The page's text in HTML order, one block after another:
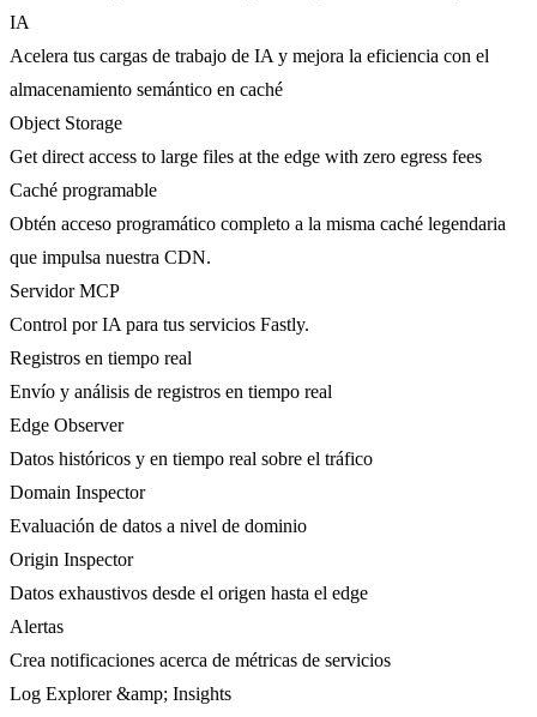
IA
Acelera tus cargas de trabajo de IA y mejora la eficiencia con el
almacenamiento semántico en caché
Object Storage
Get direct access to large files at the edge with zero egress fees
Caché programable
Obtén acceso programático completo a la misma caché legendaria
que impulsa nuestra CDN.
Servidor MCP
Control por IA para tus servicios Fastly.
Registros en tiempo real
Envío y análisis de registros en tiempo real
Edge Observer
Datos históricos y en tiempo real sobre el tráfico
Domain Inspector
Evaluación de datos a nivel de dominio
Origin Inspector
Datos exhaustivos desde el origen hasta el edge
Alertas
Crea notificaciones acerca de métricas de servicios
Log Explorer &amp; Insights